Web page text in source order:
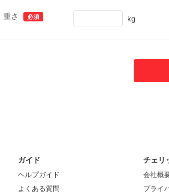
重さ 必須 kg
ガイド
ヘルプガイド
よくある質問
チェリ
会社概
プライ